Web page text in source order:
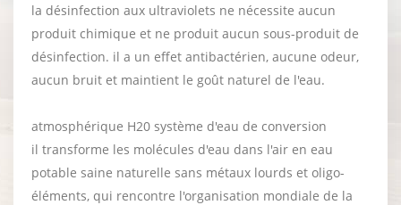
la désinfection aux ultraviolets ne nécessite aucun
produit chimique et ne produit aucun sous-produit de
désinfection. il a un effet antibactérien, aucune odeur,
aucun bruit et maintient le goût naturel de l'eau.
atmosphérique H20 système d'eau de conversion
il transforme les molécules d'eau dans l'air en eau
potable saine naturelle sans métaux lourds et oligo-
éléments, qui rencontre l'organisation mondiale de la